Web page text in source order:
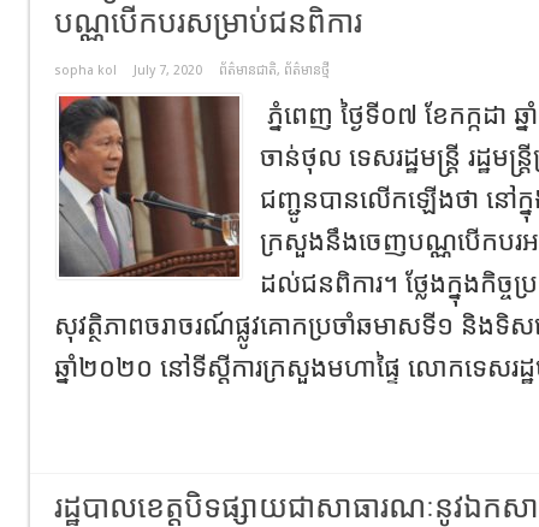
បណ្ណបើកបរសម្រាប់ជនពិការ
sopha kol July 7, 2020 ព័ត៌មានជាតិ, ព័ត៌មានថ្មី
ភ្នំពេញ ថ្ងៃទី០៧ ខែកក្កដ
ចាន់ថុល ទេសរដ្ឋមន្រ្ដី រដ្ឋម
ជញ្ជូន​បាន​លើកឡើងថា នៅក្
ក្រសួងនឹងចេញបណ្ណបើកបរអ
ដល់ជនពិការ។ ថ្លែងក្នុងកិច្ច
សុវត្ថិភាពចរាចរណ៍ផ្លូវគោកប្រចាំឆមាសទី១ និងទិ
ឆ្នាំ២០២០ នៅទីស្ដីការក្រសួងមហាផ្ទៃ លោកទេស​រដ្ឋ
រដ្ឋបាលខេត្តបិទផ្សាយជាសាធារណៈនូវឯកស